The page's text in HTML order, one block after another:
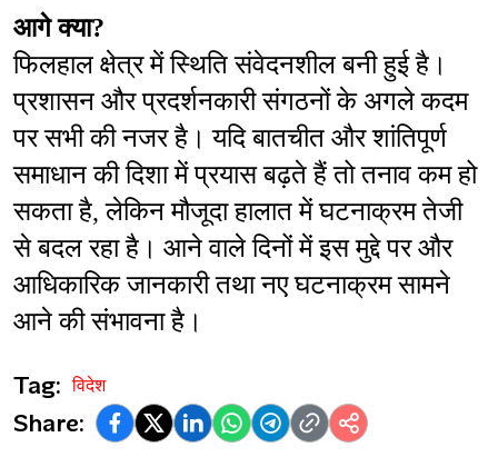
आगे क्या?
फिलहाल क्षेत्र में स्थिति संवेदनशील बनी हुई है।
प्रशासन और प्रदर्शनकारी संगठनों के अगले कदम
पर सभी की नजर है। यदि बातचीत और शांतिपूर्ण
समाधान की दिशा में प्रयास बढ़ते हैं तो तनाव कम हो
सकता है, लेकिन मौजूदा हालात में घटनाक्रम तेजी
से बदल रहा है। आने वाले दिनों में इस मुद्दे पर और
आधिकारिक जानकारी तथा नए घटनाक्रम सामने
आने की संभावना है।
Tag: विदेश
Share: